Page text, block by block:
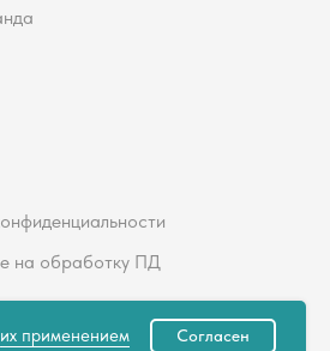
на обработку ПД
их применением Согласен